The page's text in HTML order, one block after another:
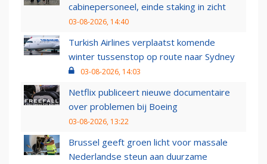
cabinepersoneel, einde staking in zicht
03-08-2026, 14:40
Turkish Airlines verplaatst komende
winter tussenstop op route naar Sydney
03-08-2026, 14:03
Netflix publiceert nieuwe documentaire
over problemen bij Boeing
03-08-2026, 13:22
Brussel geeft groen licht voor massale
Nederlandse steun aan duurzame